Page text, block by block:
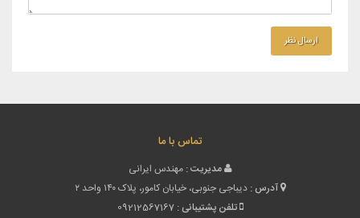
تماس با ما
مدیریت : مهندس ایرانی
آدرس : دیباجی جنوبی، خیابان کامور، پلاک ۱۴۰ واحد ۲
تلفن پشتیبانی : 09212567167